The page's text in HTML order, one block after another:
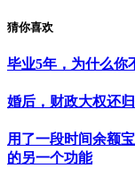
猜你喜欢
毕业5年，为什么你
婚后，财政大权还
用了一段时间余额
的另一个功能